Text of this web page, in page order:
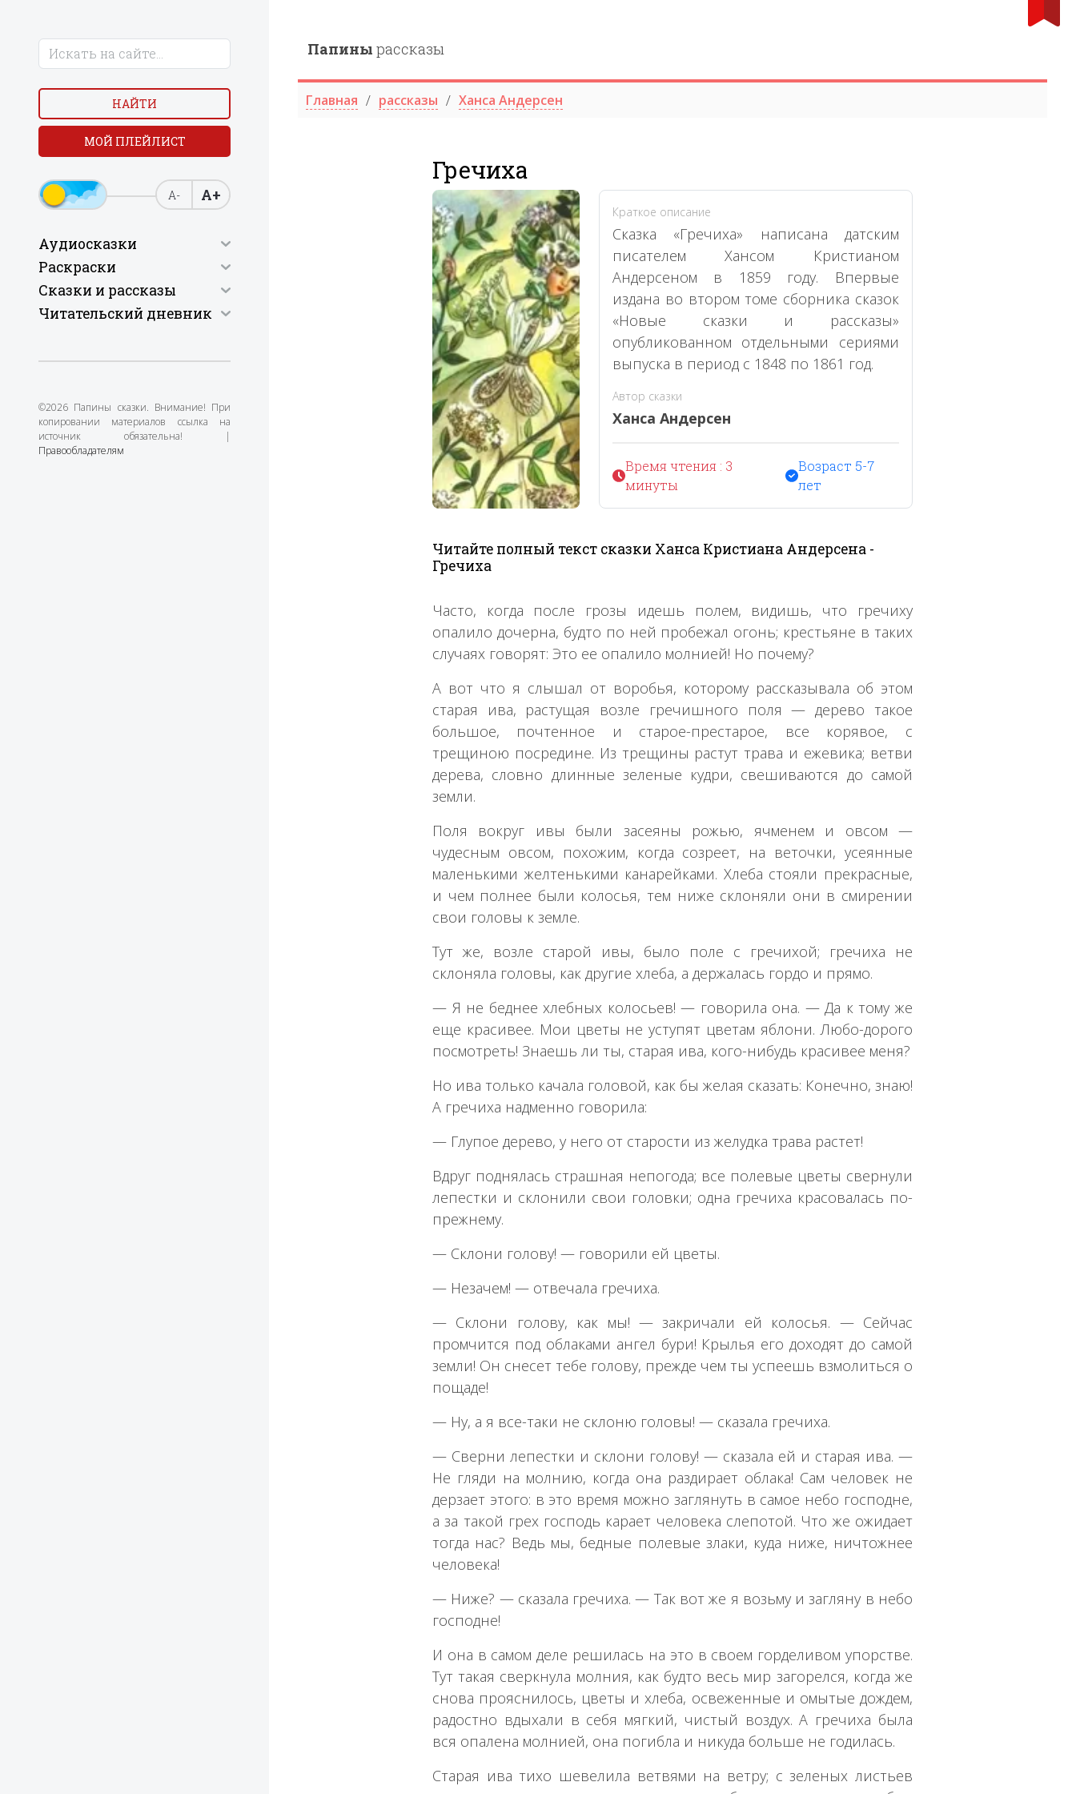
НАЙТИ
МОЙ ПЛЕЙЛИСТ
А- А+
Аудиосказки
Раскраски
Сказки и рассказы
Читательский дневник
©2026 Папины сказки. Внимание! При
копировании материалов ссылка на
источник обязательна! |
Правообладателям
Папины рассказы
Главная рассказы Ханса Андерсен
Гречиха
Краткое описание
Сказка «Гречиха» написана датским
писателем Хансом Кристианом
Андерсеном в 1859 году. Впервые
издана во втором томе сборника сказок
«Новые сказки и рассказы»
опубликованном отдельными сериями
выпуска в период с 1848 по 1861 год.
Автор сказки
Ханса Андерсен
Время чтения : 3
минуты
Возраст 5-7
лет
Читайте полный текст сказки Ханса Кристиана Андерсена -
Гречиха
Часто, когда после грозы идешь полем, видишь, что гречиху
опалило дочерна, будто по ней пробежал огонь; крестьяне в таких
случаях говорят: Это ее опалило молнией! Но почему?
А вот что я слышал от воробья, которому рассказывала об этом
старая ива, растущая возле гречишного поля — дерево такое
большое, почтенное и старое-престарое, все корявое, с
трещиною посредине. Из трещины растут трава и ежевика; ветви
дерева, словно длинные зеленые кудри, свешиваются до самой
земли.
Поля вокруг ивы были засеяны рожью, ячменем и овсом —
чудесным овсом, похожим, когда созреет, на веточки, усеянные
маленькими желтенькими канарейками. Хлеба стояли прекрасные,
и чем полнее были колосья, тем ниже склоняли они в смирении
свои головы к земле.
Тут же, возле старой ивы, было поле с гречихой; гречиха не
склоняла головы, как другие хлеба, а держалась гордо и прямо.
— Я не беднее хлебных колосьев! — говорила она. — Да к тому же
еще красивее. Мои цветы не уступят цветам яблони. Любо-дорого
посмотреть! Знаешь ли ты, старая ива, кого-нибудь красивее меня?
Но ива только качала головой, как бы желая сказать: Конечно, знаю!
А гречиха надменно говорила:
— Глупое дерево, у него от старости из желудка трава растет!
Вдруг поднялась страшная непогода; все полевые цветы свернули
лепестки и склонили свои головки; одна гречиха красовалась по-
прежнему.
— Склони голову! — говорили ей цветы.
— Незачем! — отвечала гречиха.
— Склони голову, как мы! — закричали ей колосья. — Сейчас
промчится под облаками ангел бури! Крылья его доходят до самой
земли! Он снесет тебе голову, прежде чем ты успеешь взмолиться о
пощаде!
— Ну, а я все-таки не склоню головы! — сказала гречиха.
— Сверни лепестки и склони голову! — сказала ей и старая ива. —
Не гляди на молнию, когда она раздирает облака! Сам человек не
дерзает этого: в это время можно заглянуть в самое небо господне,
а за такой грех господь карает человека слепотой. Что же ожидает
тогда нас? Ведь мы, бедные полевые злаки, куда ниже, ничтожнее
человека!
— Ниже? — сказала гречиха. — Так вот же я возьму и загляну в небо
господне!
И она в самом деле решилась на это в своем горделивом упорстве.
Тут такая сверкнула молния, как будто весь мир загорелся, когда же
снова прояснилось, цветы и хлеба, освеженные и омытые дождем,
радостно вдыхали в себя мягкий, чистый воздух. А гречиха была
вся опалена молнией, она погибла и никуда больше не годилась.
Старая ива тихо шевелила ветвями на ветру; с зеленых листьев